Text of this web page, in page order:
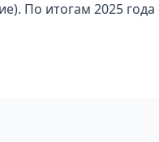
По итогам 2025